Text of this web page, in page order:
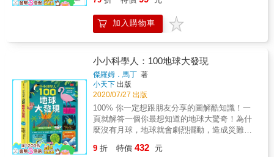
們安居樂業的平原。多樣的地形造就出生機盎
然的自然環境，並深深影響著生活在這塊土地
上的人們，期待藉由本書的介紹，可以讓孩子
加入購物車
小小科學人：100地球大發現
傑羅姆．馬丁 著
小天下 出版
2020/07/27 出版
100% 你一定想跟朋友分享的圖解酷知識！一
頁就解答一個你最想知道的地球大驚奇！為什
麼沒有月球，地球就會劇烈擺動，造成災難？
洋流？星期五、星期六和星期日，可以在同一
9 折 特價 432 元